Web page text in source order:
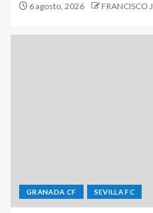
6 agosto, 2026 FRANCISCO
GRANADA CF SEVILLA FC